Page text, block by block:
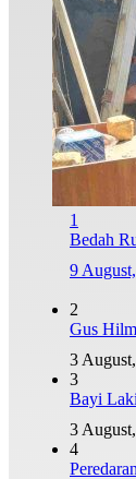
1
Bedah
9
2
Gus
3
3
Bayi
3
4